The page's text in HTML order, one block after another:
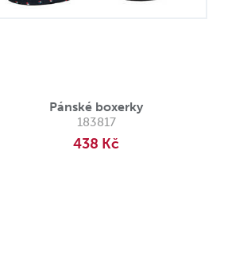
Pánské boxerky
183817
438 Kč